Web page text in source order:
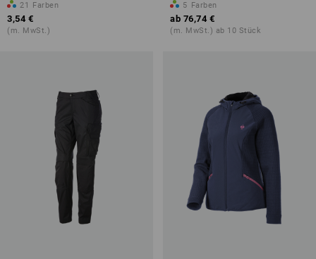
21 Farben
3,54 €
(m. MwSt.)
5 Farben
ab 76,74 €
(m. MwSt.) ab 10 Stück